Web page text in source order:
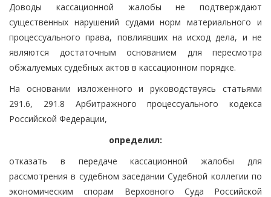
Доводы кассационной жалобы не подтверждают
существенных нарушений судами норм материального и
процессуального права, повлиявших на исход дела, и не
являются достаточным основанием для пересмотра
обжалуемых судебных актов в кассационном порядке.
На основании изложенного и руководствуясь статьями
291.6, 291.8 Арбитражного процессуального кодекса
Российской Федерации,
определил:
отказать в передаче кассационной жалобы для
рассмотрения в судебном заседании Судебной коллегии по
экономическим спорам Верховного Суда Российской